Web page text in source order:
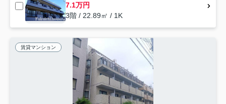
7.1万円
3階 / 22.89㎡ / 1K
賃貸マンション